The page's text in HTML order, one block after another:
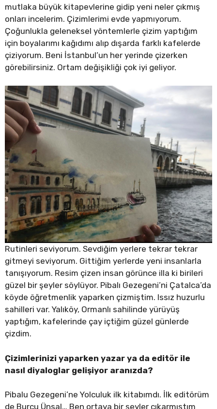
mutlaka büyük kitapevlerine gidip yeni neler çıkmış
onları incelerim. Çizimlerimi evde yapmıyorum.
Çoğunlukla geleneksel yöntemlerle çizim yaptığım
için boyalarımı kağıdımı alıp dışarda farklı kafelerde
çiziyorum. Beni İstanbul’un her yerinde çizerken
görebilirsiniz. Ortam değişikliği çok iyi geliyor.
Rutinleri seviyorum. Sevdiğim yerlere tekrar tekrar
gitmeyi seviyorum. Gittiğim yerlerde yeni insanlarla
tanışıyorum. Resim çizen insan görünce illa ki birileri
güzel bir şeyler söylüyor. Pibalı Gezegeni’ni Çatalca’da
köyde öğretmenlik yaparken çizmiştim. Issız huzurlu
sahilleri var. Yalıköy, Ormanlı sahilinde yürüyüş
yaptığım, kafelerinde çay içtiğim güzel günlerde
çizdim.
Çizimlerinizi yaparken yazar ya da editör ile
nasıl diyaloglar gelişiyor aranızda?
Pibalu Gezegeni’ne Yolculuk ilk kitabımdı. İlk editörüm
de Burcu Ünsal… Ben ortaya bir şeyler çıkarmıştım